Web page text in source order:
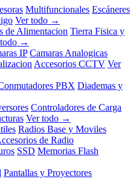
Multifuncionales Escáneres
Ver todo →
de Alimentacion Tierra Fisica y
→
IP Camaras Analogicas
Accesorios CCTV Ver
PBX Diademas y
Controladores de Carga
Ver todo →
Radios Base y Moviles
de Radio
SSD Memorias Flash
Pantallas y Proyectores